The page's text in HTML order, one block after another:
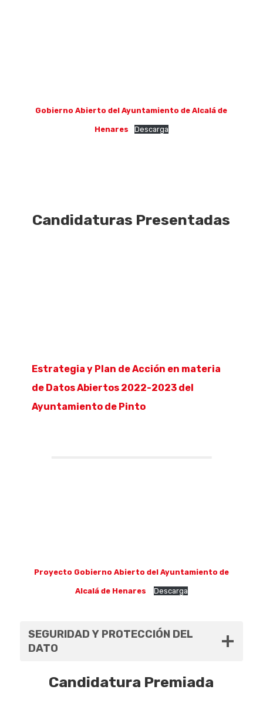
Gobierno Abierto del Ayuntamiento de Alcalá de
Henares Descarga
Candidaturas Presentadas
Estrategia y Plan de Acción en materia
de Datos Abiertos 2022-2023 del
Ayuntamiento de Pinto
Proyecto Gobierno Abierto del Ayuntamiento de
Alcalá de Henares Descarga
SEGURIDAD Y PROTECCIÓN DEL
DATO
Candidatura Premiada